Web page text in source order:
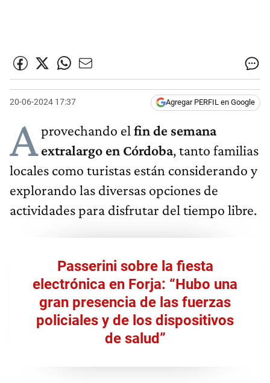
20-06-2024 17:37 Agregar PERFIL en Google
Aprovechando el fin de semana
extralargo en Córdoba, tanto familias
locales como turistas están considerando y
explorando las diversas opciones de
actividades para disfrutar del tiempo libre.
Passerini sobre la fiesta
electrónica en Forja: “Hubo una
gran presencia de las fuerzas
policiales y de los dispositivos
de salud”